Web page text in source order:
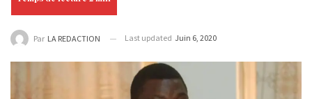
Par LA REDACTION Last updated Juin 6, 2020